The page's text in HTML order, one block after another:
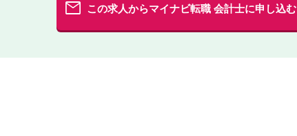
この求人からマイナビ転職 会計士に申し込む